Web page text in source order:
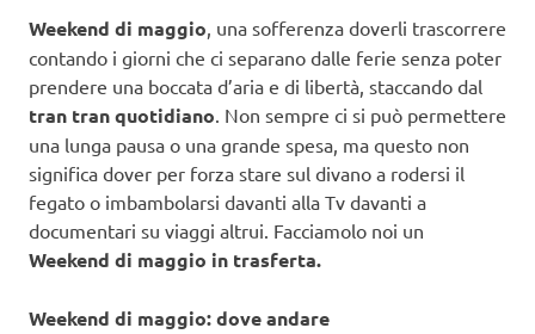
Weekend di maggio, una sofferenza doverli trascorrere
contando i giorni che ci separano dalle ferie senza poter
prendere una boccata d’aria e di libertà, staccando dal
tran tran quotidiano. Non sempre ci si può permettere
una lunga pausa o una grande spesa, ma questo non
significa dover per forza stare sul divano a rodersi il
fegato o imbambolarsi davanti alla Tv davanti a
documentari su viaggi altrui. Facciamolo noi un
Weekend di maggio in trasferta.
Weekend di maggio: dove andare